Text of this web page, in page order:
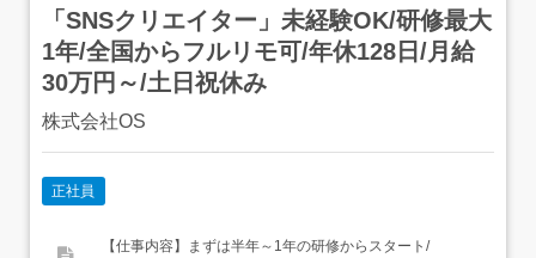
「SNSクリエイター」未経験OK/研修最大
1年/全国からフルリモ可/年休128日/月給
30万円～/土日祝休み
株式会社OS
正社員
【仕事内容】まずは半年～1年の研修からスタート/